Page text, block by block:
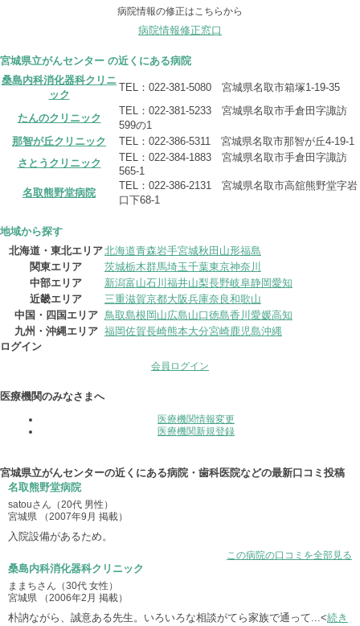
病院情報の修正はこちらから
病院情報修正窓口
宮城県立がんセンター の近くにある病院
桑島内科消化器科クリニ
ック
TEL：022-381-5080 宮城県名取市箱塚1-19-35
たんのクリニック
TEL：022-381-5233 宮城県名取市手倉田字諏訪
599の1
那智が丘クリニック
TEL：022-386-5311 宮城県名取市那智が丘4-19-1
さとうクリニック
TEL：022-384-1883 宮城県名取市手倉田字諏訪
565-1
名取熊野堂病院
TEL：022-386-2131 宮城県名取市高舘熊野堂字岩
口下68-1
地域から探す
北海道・東北エリア北海道青森岩手宮城秋田 山形福島
関東エリア
茨城栃木群馬埼玉千葉東京神奈川
中部エリア
新潟富山石川 福井山梨長野岐阜静岡愛知
近畿エリア
三重滋賀京都大阪兵庫奈良和歌山
中国・四国エリア 鳥取島根 岡山広島山口徳島香川 愛媛高知
九州・沖縄エリア 福岡佐賀長崎熊本大分宮崎鹿児島沖縄
ログイン
会員ログイン
医療機関のみなさまへ
医療機関情報変更
医療機関新規登録
宮城県立がんセンターの近くにある病院・歯科医院などの最新口コミ投稿
名取熊野堂病院
satouさん（20代 男性）
宮城県 （2007年9月 掲載）
入院設備があるため。
この病院の口コミを全部見る
桑島内科消化器科クリニック
ままちさん（30代 女性）
宮城県 （2006年2月 掲載）
朴訥ながら、誠意ある先生。いろいろな相談がてら家族で通って...<続き